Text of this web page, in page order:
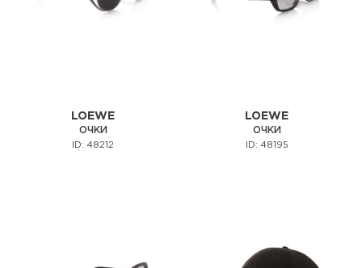
LOEWE
ОЧКИ
ID: 48212
LOEWE
ОЧКИ
ID: 48195